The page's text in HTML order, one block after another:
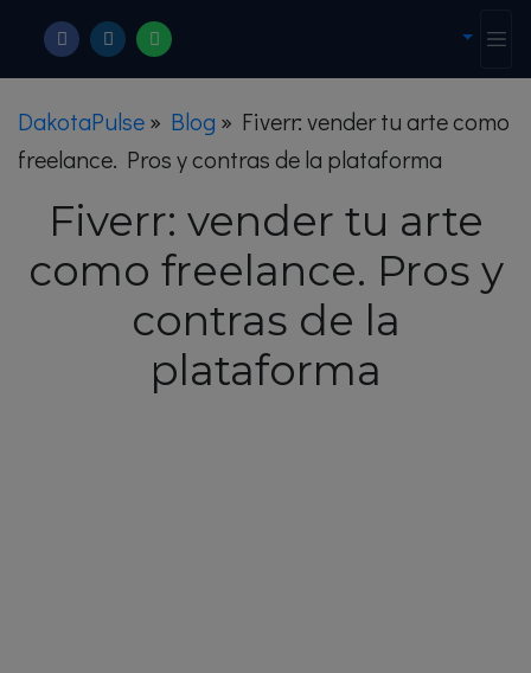
DakotaPulse» Blog » Fiverr: vender tu arte como
freelance. Pros y contras de la plataforma
Fiverr: vender tu arte
como freelance. Pros y
contras de la
plataforma